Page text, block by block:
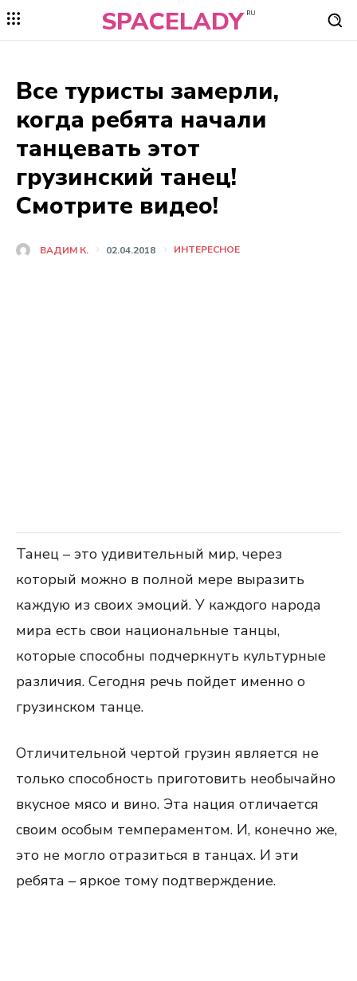
SPACELADY RU
Все туристы замерли,
когда ребята начали
танцевать этот
грузинский танец!
Смотрите видео!
ВАДИМ К. 02.04.2018 ИНТЕРЕСНОЕ
Танец – это удивительный мир, через
который можно в полной мере выразить
каждую из своих эмоций. У каждого народа
мира есть свои национальные танцы,
которые способны подчеркнуть культурные
различия. Сегодня речь пойдет именно о
грузинском танце.
Отличительной чертой грузин является не
только способность приготовить необычайно
вкусное мясо и вино. Эта нация отличается
своим особым темпераментом. И, конечно же,
это не могло отразиться в танцах. И эти
ребята – яркое тому подтверждение.